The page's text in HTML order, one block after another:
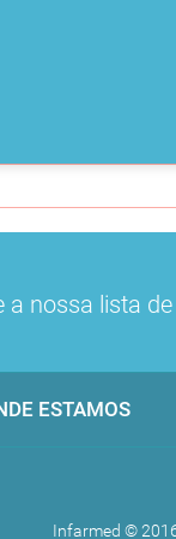
a nossa lista de
ESTAMOS
Infarmed ©